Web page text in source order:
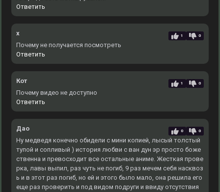
Ответить
x 1 0
Почему не получается посмотреть
Ответить
Кот 1 0
Почему видео не доступно
Ответить
Дао 0 0
Ну медведя конечно обидели с мини копией, лысый толстый
тупой и сопливый ) история любви с ван дун эр просто боже
ственна и превосходит все остальные аниме. Жесткая прове
рка, лавы выпил, раз чуть не погиб, 9 раз мечем себя насквоз
ь и в этот раз погиб, но ей и этого было мало, она решила его
еще раз проверить и под видом подруги и ввиду отсутствия